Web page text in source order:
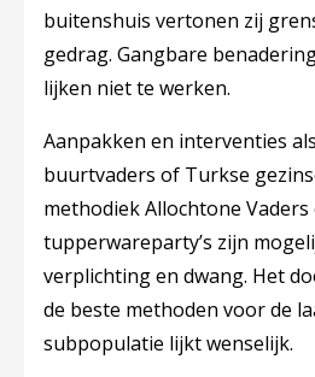
buitenshuis vertonen zij
gedrag. Gangbare
lijken niet te werken.
Aanpakken en interventies
buurtvaders of Turkse
methodiek Allochtone Vaders
tupperwareparty’s zijn
verplichting en dwang. Het
de beste methoden voor de
subpopulatie lijkt wenselijk.